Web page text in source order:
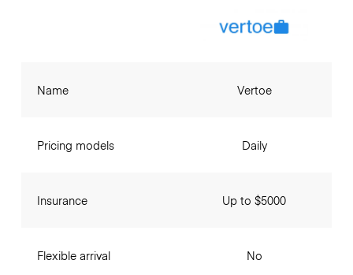
Name
Pricing models
Insurance
Flexible arrival
Vertoe
Daily
Up to $5000
No